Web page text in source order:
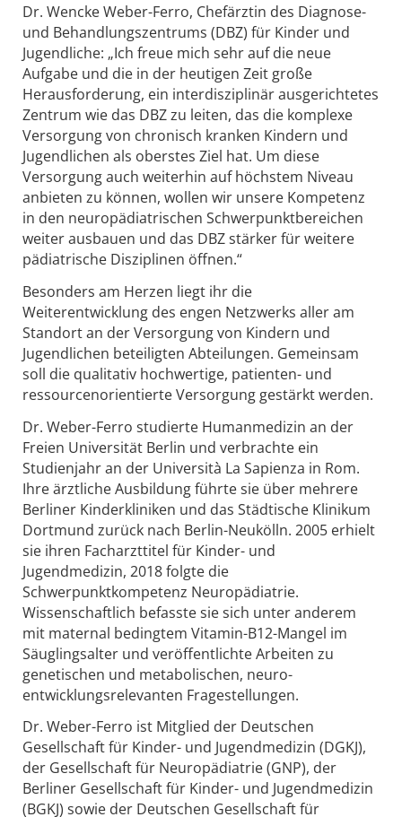
Dr. Wencke Weber-Ferro, Chefärztin des Diagnose-
und Behandlungszentrums (DBZ) für Kinder und
Jugendliche: „Ich freue mich sehr auf die neue
Aufgabe und die in der heutigen Zeit große
Herausforderung, ein interdisziplinär ausgerichtetes
Zentrum wie das DBZ zu leiten, das die komplexe
Versorgung von chronisch kranken Kindern und
Jugendlichen als oberstes Ziel hat. Um diese
Versorgung auch weiterhin auf höchstem Niveau
anbieten zu können, wollen wir unsere Kompetenz
in den neuropädiatrischen Schwerpunktbereichen
weiter ausbauen und das DBZ stärker für weitere
pädiatrische Disziplinen öffnen.“
Besonders am Herzen liegt ihr die
Weiterentwicklung des engen Netzwerks aller am
Standort an der Versorgung von Kindern und
Jugendlichen beteiligten Abteilungen. Gemeinsam
soll die qualitativ hochwertige, patienten- und
ressourcenorientierte Versorgung gestärkt werden.
Dr. Weber-Ferro studierte Humanmedizin an der
Freien Universität Berlin und verbrachte ein
Studienjahr an der Università La Sapienza in Rom.
Ihre ärztliche Ausbildung führte sie über mehrere
Berliner Kinderkliniken und das Städtische Klinikum
Dortmund zurück nach Berlin-Neukölln. 2005 erhielt
sie ihren Facharzttitel für Kinder- und
Jugendmedizin, 2018 folgte die
Schwerpunktkompetenz Neuropädiatrie.
Wissenschaftlich befasste sie sich unter anderem
mit maternal bedingtem Vitamin-B12-Mangel im
Säuglingsalter und veröffentlichte Arbeiten zu
genetischen und metabolischen, neuro-
entwicklungsrelevanten Fragestellungen.
Dr. Weber-Ferro ist Mitglied der Deutschen
Gesellschaft für Kinder- und Jugendmedizin (DGKJ),
der Gesellschaft für Neuropädiatrie (GNP), der
Berliner Gesellschaft für Kinder- und Jugendmedizin
(BGKJ) sowie der Deutschen Gesellschaft für